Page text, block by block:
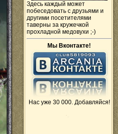
Здесь каждый может
побеседовать с друзьями и
другими посетителями
таверны за кружечкой
прохладной медовухи ;-)
Мы Вконтакте!
Нас уже 30 000. Добавляйся!